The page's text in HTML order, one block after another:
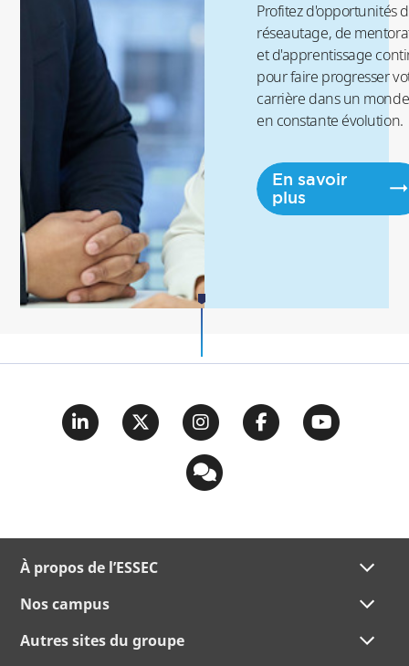
Profitez d'opportunités
réseautage, de
et d'apprentissage
pour faire progresser
carrière dans un monde
en constante évolution.
En savoir
plus
À propos de l’ESSEC
Nos campus
Autres sites du groupe